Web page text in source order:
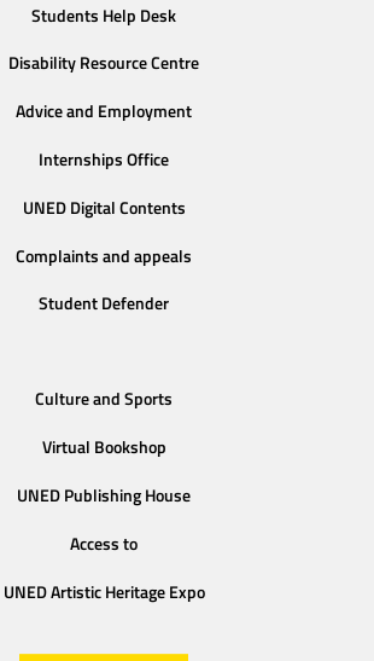
Students Help Desk
Disability Resource Centre
Advice and Employment
Internships Office
UNED Digital Contents
Complaints and appeals
Student Defender
Culture and Sports
Virtual Bookshop
UNED Publishing House
Access to
UNED Artistic Heritage Expo